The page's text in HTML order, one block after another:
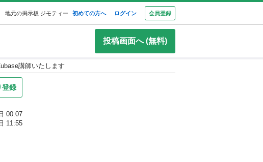
地元の掲示板 ジモティー 初めての方へ ログイン 会員登録
投稿画面へ (無料)
講師いたします
登録
00:07
11:55